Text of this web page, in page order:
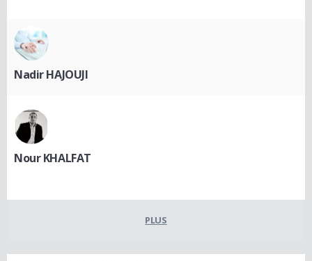
Nadir HAJOUJI
Nour KHALFAT
PLUS